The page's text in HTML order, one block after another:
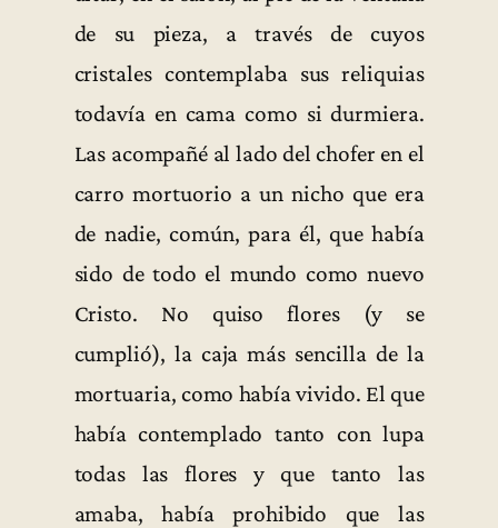
de su pieza, a través de cuyos
cristales contemplaba sus reliquias
todavía en cama como si durmiera.
Las acompañé al lado del chofer en el
carro mortuorio a un nicho que era
de nadie, común, para él, que había
sido de todo el mundo como nuevo
Cristo. No quiso flores (y se
cumplió), la caja más sencilla de la
mortuaria, como había vivido. El que
había contemplado tanto con lupa
todas las flores y que tanto las
amaba, había prohibido que las